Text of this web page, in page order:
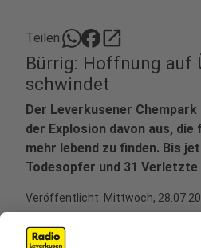
Teilen: open_in_new
Bürrig: Hoffnung auf
schwindet
Der Leverkusener
der Explosion davon aus,
mehr lebend zu finden. Bis
Todesopfer und 31
Veröffentlicht: Mittwoch,
Anzeige